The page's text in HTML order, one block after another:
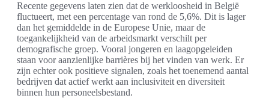
Recente gegevens laten zien dat de werkloosheid in België
fluctueert, met een percentage van rond de 5,6%. Dit is lager
dan het gemiddelde in de Europese Unie, maar de
toegankelijkheid van de arbeidsmarkt verschilt per
demografische groep. Vooral jongeren en laagopgeleiden
staan voor aanzienlijke barrières bij het vinden van werk. Er
zijn echter ook positieve signalen, zoals het toenemend aantal
bedrijven dat actief werkt aan inclusiviteit en diversiteit
binnen hun personeelsbestand.